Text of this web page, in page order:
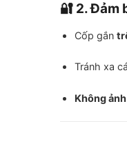
🔐 2. Đảm
Cốp gắn
Tránh xa
Không